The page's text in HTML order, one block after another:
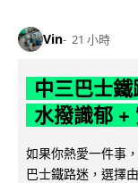
Vin 21 小時
中三巴士
水撥識郁 +
如果你熱愛一件事
巴士鐵路迷，選擇